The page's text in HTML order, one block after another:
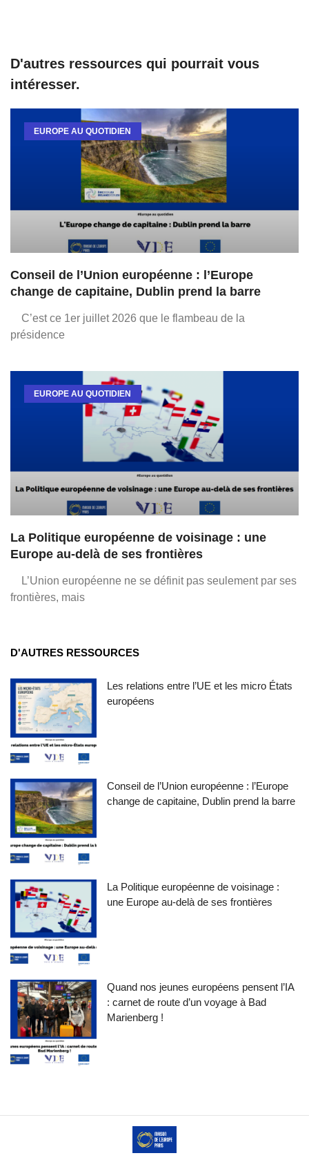
D'autres ressources qui pourrait vous
intéresser.
EUROPE AU QUOTIDIEN
Conseil de l’Union européenne : l’Europe
change de capitaine, Dublin prend la barre
C’est ce 1er juillet 2026 que le flambeau de la
présidence
EUROPE AU QUOTIDIEN
La Politique européenne de voisinage : une
Europe au-delà de ses frontières
L’Union européenne ne se définit pas seulement par ses
frontières, mais
D'AUTRES RESSOURCES
Les relations entre l’UE et les micro États
européens
Conseil de l’Union européenne : l’Europe
change de capitaine, Dublin prend la barre
La Politique européenne de voisinage :
une Europe au-delà de ses frontières
Quand nos jeunes européens pensent l’IA
: carnet de route d’un voyage à Bad
Marienberg !